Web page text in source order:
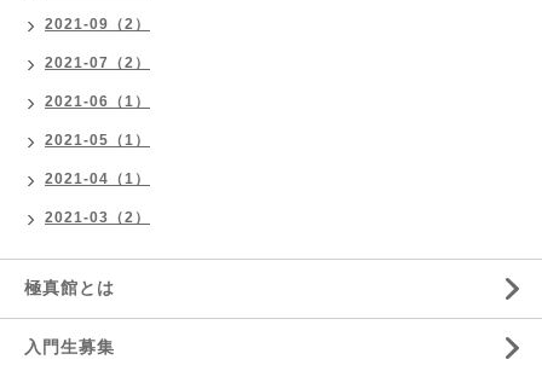
2021-09（2）
2021-07（2）
2021-06（1）
2021-05（1）
2021-04（1）
2021-03（2）
極真館とは
入門生募集